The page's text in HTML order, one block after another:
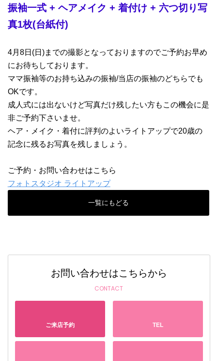
振袖一式 + ヘアメイク + 着付け + 六つ切り写
真1枚(台紙付)
4月8日(日)までの撮影となっておりますのでご予約お早め
にお待ちしております。
ママ振袖等のお持ち込みの振袖/当店の振袖のどちらでも
OKです。
成人式には出ないけど写真だけ残したい方もこの機会に是
非ご予約下さいませ。
ヘア・メイク・着付に評判のよいライトアップで20歳の
記念に残るお写真を残しましょう。
ご予約・お問い合わせはこちら
フォトスタジオ ライトアップ
一覧にもどる
お問い合わせはこちらから
CONTACT
ご来店予約 TEL